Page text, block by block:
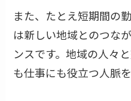
また、たとえ短期間の
は新しい地域とのつな
ンスです。地域の人々
も仕事にも役立つ人脈